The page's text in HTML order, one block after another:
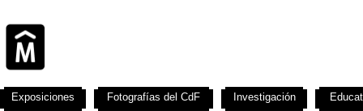
Exposiciones Fotografías del CdF Investigación